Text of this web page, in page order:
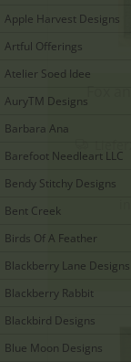
Apple Harvest Designs
Artful Offerings
Atelier Soed Idee
AuryTM Designs
Barbara Ana
Barefoot Needleart LLC
Bendy Stitchy Designs
Bent Creek
Birds Of A Feather
Blackberry Lane Designs
Blackberry Rabbit
Blackbird Designs
Blue Moon Designs
Fox